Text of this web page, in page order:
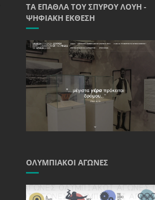
ΤΑ ΈΠΑΘΛΑ ΤΟΥ ΣΠΎΡΟΥ ΛΟΎΗ -
ΨΗΦΙΑΚΉ ΈΚΘΕΣΗ
ΟΛΥΜΠΙΑΚΟΊ ΑΓΏΝΕΣ